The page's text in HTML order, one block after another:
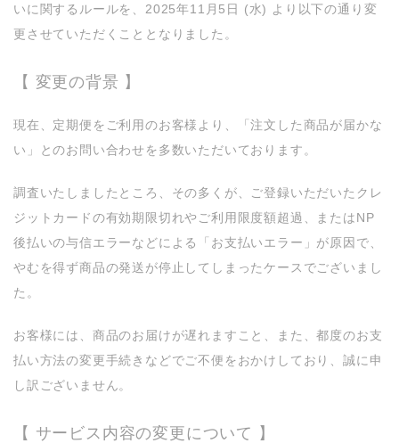
いに関するルールを、2025年11月5日 (水) より以下の通り変
更させていただくこととなりました。
【 変更の背景 】
現在、定期便をご利用のお客様より、「注文した商品が届かな
い」とのお問い合わせを多数いただいております。
調査いたしましたところ、その多くが、ご登録いただいたクレ
ジットカードの有効期限切れやご利用限度額超過、またはNP
後払いの与信エラーなどによる「お支払いエラー」が原因で、
やむを得ず商品の発送が停止してしまったケースでございまし
た。
お客様には、商品のお届けが遅れますこと、また、都度のお支
払い方法の変更手続きなどでご不便をおかけしており、誠に申
し訳ございません。
【 サービス内容の変更について 】